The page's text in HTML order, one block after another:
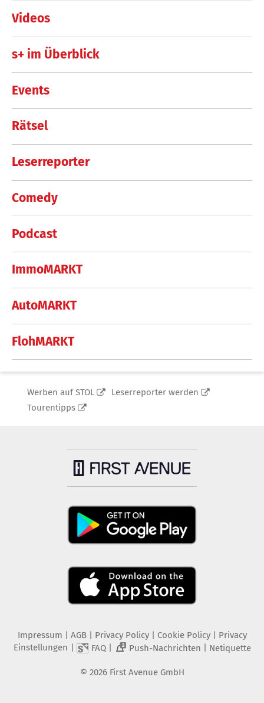
Videos
s+ im Überblick
Events
Rätsel
Leserreporter
Comedy
Podcast
ImmoMARKT
AutoMARKT
FlohMARKT
Werben auf STOL
Leserreporter werden
Tourentipps
Impressum AGB Privacy Policy| Cookie Policy| Privacy
Einstellungen
FAQ| 2 Push-Nachrichten Netiquette
© 2026 First Avenue GmbH